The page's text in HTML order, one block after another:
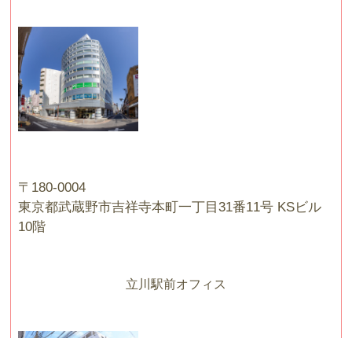
〒180-0004
東京都武蔵野市吉祥寺本町一丁目31番11号 KSビル
10階
立川駅前オフィス